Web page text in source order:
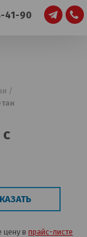
41-90
/
цену в прайс-листе